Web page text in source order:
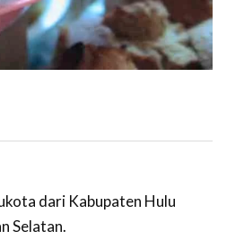
dari Kabupaten Hulu
Selatan.